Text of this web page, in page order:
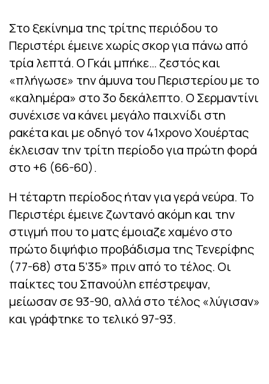
Στο ξεκίνημα της τρίτης περιόδου το
Περιστέρι έμεινε χωρίς σκορ για πάνω από
τρία λεπτά. Ο Γκάι μπήκε… ζεστός και
«πλήγωσε» την άμυνα του Περιστερίου με το
«καλημέρα» στο 3ο δεκάλεπτο. Ο Σερμαντίνι
συνέχισε να κάνει μεγάλο παιχνίδι στη
ρακέτα και με οδηγό τον 41χρονο Χουέρτας
έκλεισαν την τρίτη περίοδο για πρώτη φορά
στο +6 (66-60).
Η τέταρτη περίοδος ήταν για γερά νεύρα. Το
Περιστέρι έμεινε ζωντανό ακόμη και την
στιγμή που το ματς έμοιαζε χαμένο στο
πρώτο διψήφιο προβάδισμα της Τενερίφης
(77-68) στα 5’35» πριν από το τέλος. Οι
παίκτες του Σπανούλη επέστρεψαν,
μείωσαν σε 93-90, αλλά στο τέλος «λύγισαν»
και γράφτηκε το τελικό 97-93.